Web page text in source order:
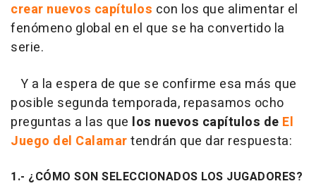
crear nuevos capítulos con los que alimentar el
fenómeno global en el que se ha convertido la
serie.
Y a la espera de que se confirme esa más que
posible segunda temporada, repasamos ocho
preguntas a las que los nuevos capítulos de El
Juego del Calamartendrán que dar respuesta:
1.- ¿CÓMO SON SELECCIONADOS LOS JUGADORES?